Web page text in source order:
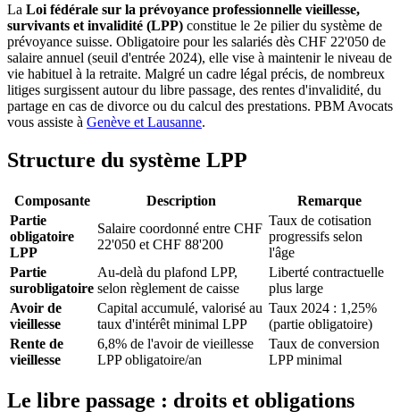
La Loi fédérale sur la prévoyance professionnelle vieillesse,
survivants et invalidité (LPP) constitue le 2e pilier du système de
prévoyance suisse. Obligatoire pour les salariés dès CHF 22'050 de
salaire annuel (seuil d'entrée 2024), elle vise à maintenir le niveau de
vie habituel à la retraite. Malgré un cadre légal précis, de nombreux
litiges surgissent autour du libre passage, des rentes d'invalidité, du
partage en cas de divorce ou du calcul des prestations. PBM Avocats
vous assiste à Genève et Lausanne.
Structure du système LPP
Composante Description
Remarque
Partie
obligatoire
LPP
Salaire coordonné entre CHF
22'050 et CHF 88'200
Taux de cotisation
progressifs selon
l'âge
Partie
surobligatoire
Au-delà du plafond LPP,
selon règlement de caisse
Liberté contractuelle
plus large
Avoir de
vieillesse
Capital accumulé, valorisé au
taux d'intérêt minimal LPP
Taux 2024 : 1,25%
(partie obligatoire)
Rente de
vieillesse
6,8% de l'avoir de vieillesse
LPP obligatoire/an
Taux de conversion
LPP minimal
Le libre passage : droits et obligations